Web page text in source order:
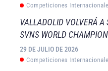
Competiciones
VALLADOLID VOLVERÁ A
SVNS WORLD
29 DE JULIO DE 2026
Competiciones